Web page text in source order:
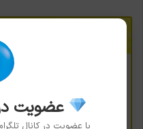
مطالب زیر را از دست
است؟
عضویت در
با عضویت در کانال